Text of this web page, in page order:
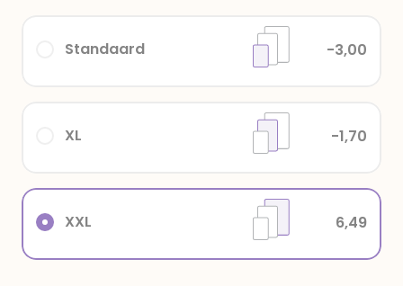
XXL 6,49
XL -1,70
Standaard -3,00